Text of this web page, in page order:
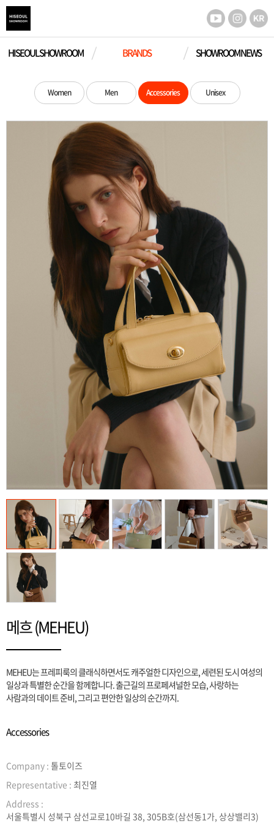
HISEOUL SHOWROOM BRANDS SHOWROOM NEWS
Women Men Accessories Unisex
메흐 (MEHEU)
MEHEU는 프레피룩의 클래식하면서도 캐주얼한 디자인으로, 세련된 도시 여성의
일상과 특별한 순간을 함께합니다. 출근길의 프로페셔널한 모습, 사랑하는
사람과의 데이트 준비, 그리고 편안한 일상의 순간까지.
Accessories
Company : 톨토이즈
Representative : 최진열
Address :
서울특별시 성북구 삼선교로10바길 38, 305B호(삼선동1가, 상상밸리3)